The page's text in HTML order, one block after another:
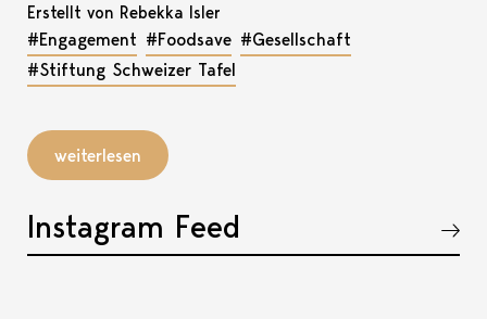
Erstellt von Rebekka Isler
#Engagement #Foodsave #Gesellschaft
#Stiftung Schweizer Tafel
weiterlesen
Instagram Feed
Akkordeon öffnen, bzw. schliessen